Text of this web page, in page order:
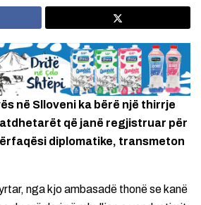
në Slloveni ka bërë një thirrje
që janë regjistruar për
diplomatike, transmeton
nga kjo ambasadë thonë se kanë